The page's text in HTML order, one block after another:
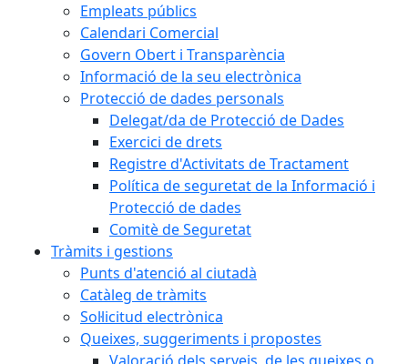
Empleats públics
Calendari Comercial
Govern Obert i Transparència
Informació de la seu electrònica
Protecció de dades personals
Delegat/da de Protecció de Dades
Exercici de drets
Registre d'Activitats de Tractament
Política de seguretat de la Informació i
Protecció de dades
Comitè de Seguretat
Tràmits i gestions
Punts d'atenció al ciutadà
Catàleg de tràmits
Sol·licitud electrònica
Queixes, suggeriments i propostes